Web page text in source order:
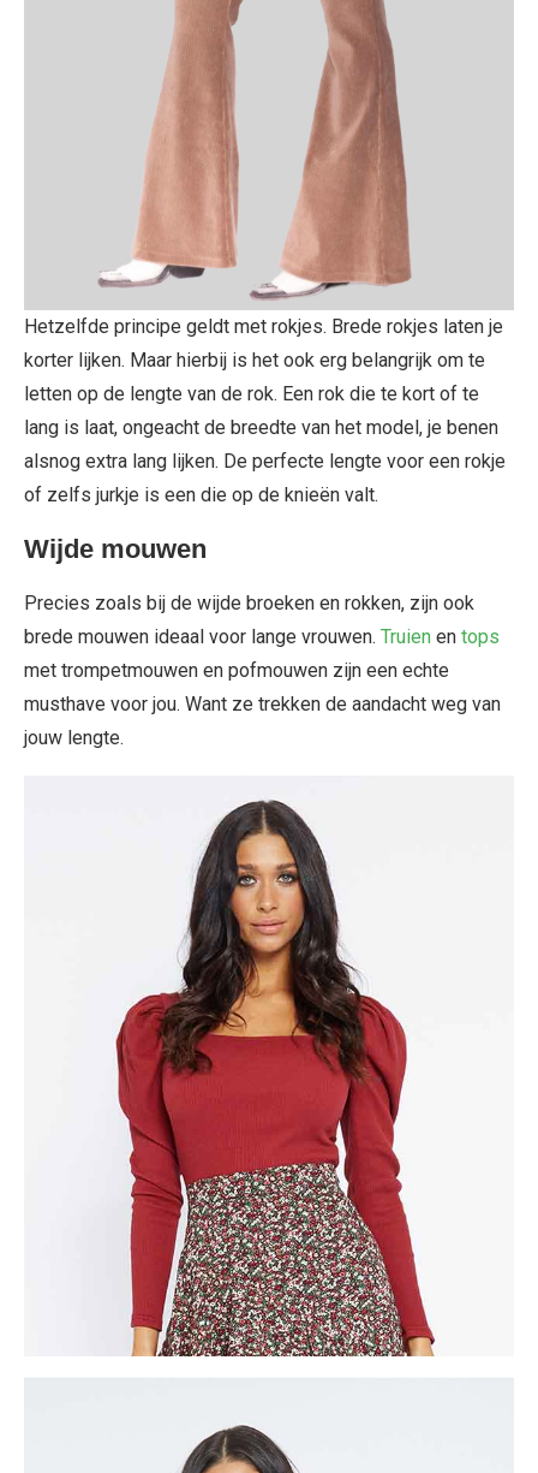
Hetzelfde principe geldt met rokjes. Brede rokjes laten je
korter lijken. Maar hierbij is het ook erg belangrijk om te
letten op de lengte van de rok. Een rok die te kort of te
lang is laat, ongeacht de breedte van het model, je benen
alsnog extra lang lijken. De perfecte lengte voor een rokje
of zelfs jurkje is een die op de knieën valt.
Wijde mouwen
Precies zoals bij de wijde broeken en rokken, zijn ook
brede mouwen ideaal voor lange vrouwen. Truien en tops
met trompetmouwen en pofmouwen zijn een echte
musthave voor jou. Want ze trekken de aandacht weg van
jouw lengte.